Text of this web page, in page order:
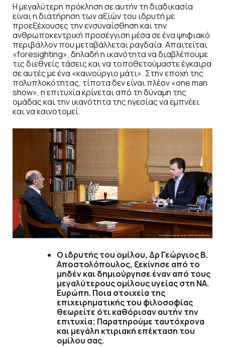
Η μεγαλύτερη πρόκληση σε αυτήν τη διαδικασία
είναι η διατήρηση των αξιών του ιδρυτή με
προεξέχουσες την ενσυναίσθηση και την
ανθρωποκεντρική προσέγγιση μέσα σε ένα ψηφιακό
περιβάλλον που μεταβάλλεται ραγδαία. Απαιτείται
«foresighting», δηλαδή η ικανότητα να διαβλέπουμε
τις διεθνείς τάσεις και να τοποθετούμαστε έγκαιρα
σε αυτές με ένα «καινούργιο μάτι». Στην εποχή της
πολυπλοκότητας, τίποτα δεν είναι πλέον «one man
show», η επιτυχία κρίνεται από τη δύναμη της
ομάδας και την ικανότητα της ηγεσίας να εμπνέει
και να καινοτομεί.
Ο ιδρυτής του ομίλου, Δρ Γεώργιος Β.
Αποστολόπουλος, ξεκίνησε από το
μηδέν και δημιούργησε έναν από τους
μεγαλύτερους ομίλους υγείας στη ΝΑ.
Ευρώπη. Ποια στοιχεία της
επιχειρηματικής του φιλοσοφίας
θεωρείτε ότι καθόρισαν αυτήν την
επιτυχία; Παρατηρούμε ταυτόχρονα
και μεγάλη κτιριακή επέκταση του
ομίλου σας.